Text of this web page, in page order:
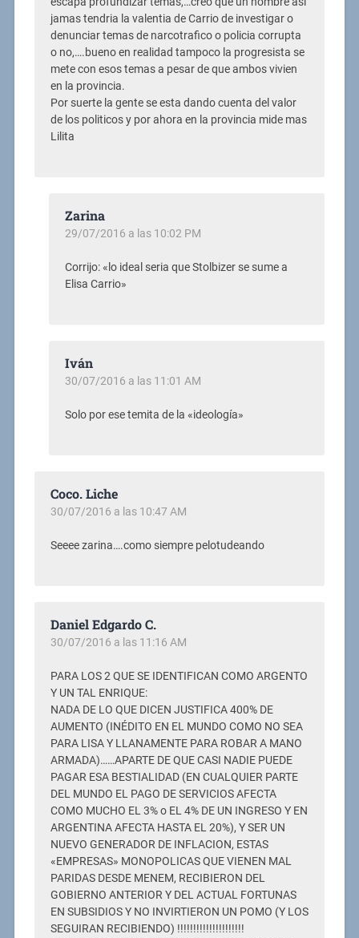
jamas tendria la valentia de Carrio de investigar o
denunciar temas de narcotrafico o policia corrupta
o no,….bueno en realidad tampoco la progresista se
mete con esos temas a pesar de que ambos vivien
en la provincia.
Por suerte la gente se esta dando cuenta del valor
de los politicos y por ahora en la provincia mide mas
Lilita
Zarina
29/07/2016 a las 10:02 PM
Corrijo: «lo ideal seria que Stolbizer se sume a
Elisa Carrio»
Iván
30/07/2016 a las 11:01 AM
Solo por ese temita de la «ideología»
Coco. Liche
30/07/2016 a las 10:47 AM
Seeee zarina….como siempre pelotudeando
Daniel Edgardo C.
30/07/2016 a las 11:16 AM
PARA LOS 2 QUE SE IDENTIFICAN COMO ARGENTO
Y UN TAL ENRIQUE:
NADA DE LO QUE DICEN JUSTIFICA 400% DE
AUMENTO (INÉDITO EN EL MUNDO COMO NO SEA
PARA LISA Y LLANAMENTE PARA ROBAR A MANO
ARMADA)……APARTE DE QUE CASI NADIE PUEDE
PAGAR ESA BESTIALIDAD (EN CUALQUIER PARTE
DEL MUNDO EL PAGO DE SERVICIOS AFECTA
COMO MUCHO EL 3% o EL 4% DE UN INGRESO Y EN
ARGENTINA AFECTA HASTA EL 20%), Y SER UN
NUEVO GENERADOR DE INFLACION, ESTAS
«EMPRESAS» MONOPOLICAS QUE VIENEN MAL
PARIDAS DESDE MENEM, RECIBIERON DEL
GOBIERNO ANTERIOR Y DEL ACTUAL FORTUNAS
EN SUBSIDIOS Y NO INVIRTIERON UN POMO (Y LOS
SEGUIRAN RECIBIENDO) !!!!!!!!!!!!!!!!!!!!!